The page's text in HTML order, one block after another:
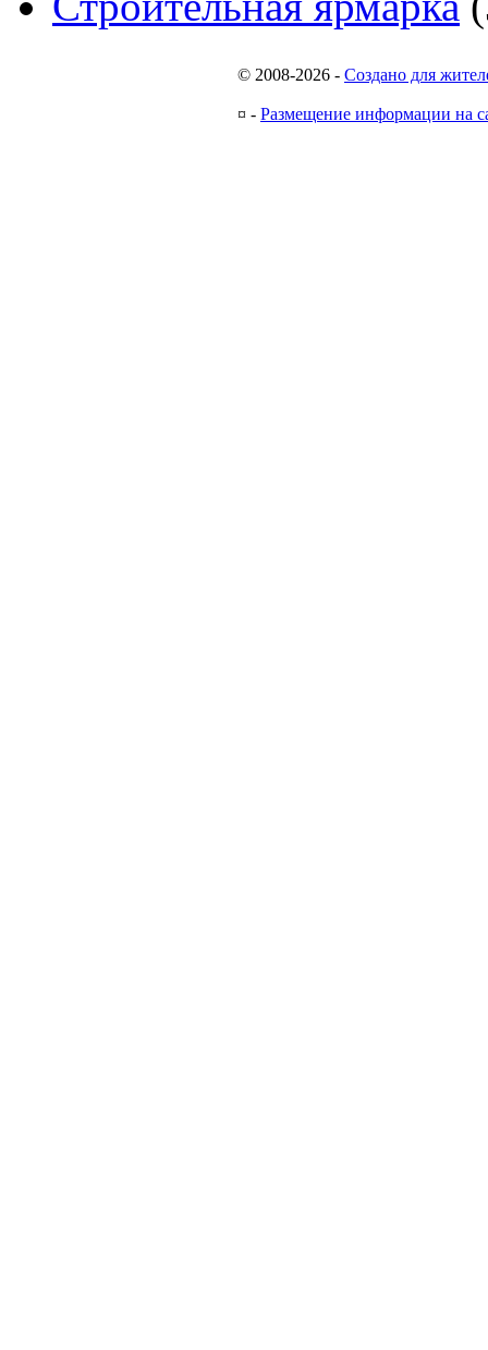
© 2008-2026 - Создано для
¤ - Размещение информации на